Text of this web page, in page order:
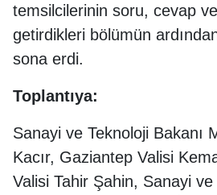
temsilcilerinin soru, cevap
getirdikleri bölümün
sona erdi.
Toplantıya:
Sanayi ve Teknoloji Bakanı
Kacır, Gaziantep Valisi
Valisi Tahir Şahin, Sanayi